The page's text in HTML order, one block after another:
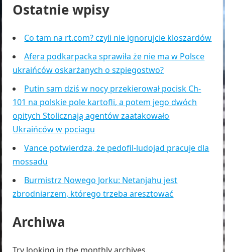
Ostatnie wpisy
Co tam na rt.com? czyli nie ignorujcie kloszardów
Afera podkarpacka sprawiła że nie ma w Polsce
ukraińców oskarżanych o szpiegostwo?
Putin sam dziś w nocy przekierował pocisk Ch-
101 na polskie pole kartofli, a potem jego dwóch
opitych Stolicznają agentów zaatakowało
Ukraińców w pociagu
Vance potwierdza, że pedofil-ludojad pracuje dla
mossadu
Burmistrz Nowego Jorku: Netanjahu jest
zbrodniarzem, którego trzeba aresztować
Archiwa